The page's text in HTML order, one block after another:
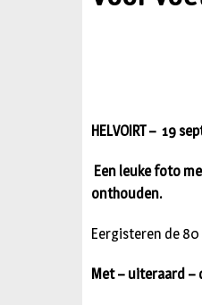
HELVOIRT – 19
Een leuke foto
onthouden.
Eergisteren de
Met – uiteraard –